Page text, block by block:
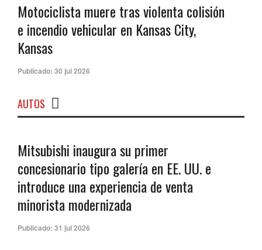
Motociclista muere tras violenta colisión
e incendio vehicular en Kansas City,
Kansas
Publicado: 30 jul 2026
AUTOS
Mitsubishi inaugura su primer
concesionario tipo galería en EE. UU. e
introduce una experiencia de venta
minorista modernizada
Publicado: 31 jul 2026